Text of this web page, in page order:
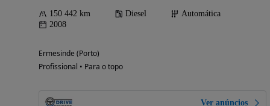
150 442 km Diesel
Automática
2008
Ermesinde (Porto)
Profissional • Para o topo
Ver anúncios